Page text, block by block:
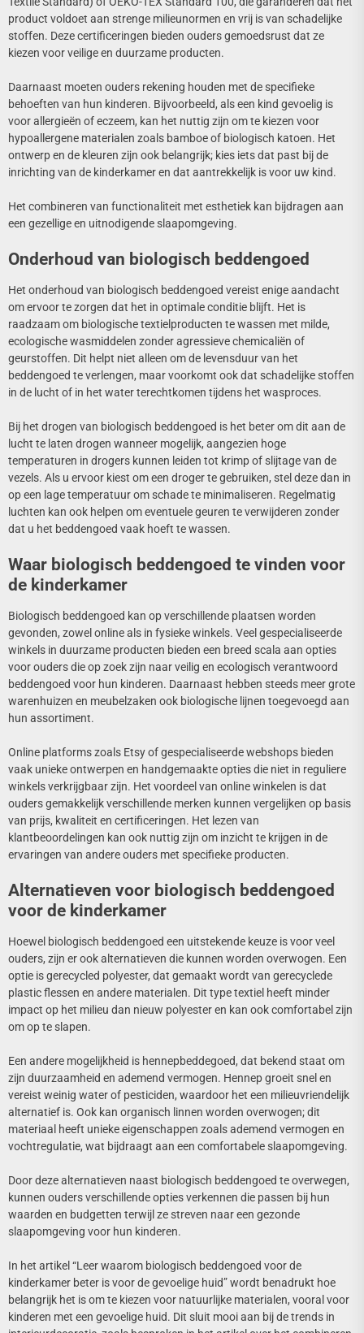
product voldoet aan strenge milieunormen en vrij is van schadelijke
stoffen. Deze certificeringen bieden ouders gemoedsrust dat ze
kiezen voor veilige en duurzame producten.
Daarnaast moeten ouders rekening houden met de specifieke
behoeften van hun kinderen. Bijvoorbeeld, als een kind gevoelig is
voor allergieën of eczeem, kan het nuttig zijn om te kiezen voor
hypoallergene materialen zoals bamboe of biologisch katoen. Het
ontwerp en de kleuren zijn ook belangrijk; kies iets dat past bij de
inrichting van de kinderkamer en dat aantrekkelijk is voor uw kind.
Het combineren van functionaliteit met esthetiek kan bijdragen aan
een gezellige en uitnodigende slaapomgeving.
Onderhoud van biologisch beddengoed
Het onderhoud van biologisch beddengoed vereist enige aandacht
om ervoor te zorgen dat het in optimale conditie blijft. Het is
raadzaam om biologische textielproducten te wassen met milde,
ecologische wasmiddelen zonder agressieve chemicaliën of
geurstoffen. Dit helpt niet alleen om de levensduur van het
beddengoed te verlengen, maar voorkomt ook dat schadelijke stoffen
in de lucht of in het water terechtkomen tijdens het wasproces.
Bij het drogen van biologisch beddengoed is het beter om dit aan de
lucht te laten drogen wanneer mogelijk, aangezien hoge
temperaturen in drogers kunnen leiden tot krimp of slijtage van de
vezels. Als u ervoor kiest om een droger te gebruiken, stel deze dan in
op een lage temperatuur om schade te minimaliseren. Regelmatig
luchten kan ook helpen om eventuele geuren te verwijderen zonder
dat u het beddengoed vaak hoeft te wassen.
Waar biologisch beddengoed te vinden voor
de kinderkamer
Biologisch beddengoed kan op verschillende plaatsen worden
gevonden, zowel online als in fysieke winkels. Veel gespecialiseerde
winkels in duurzame producten bieden een breed scala aan opties
voor ouders die op zoek zijn naar veilig en ecologisch verantwoord
beddengoed voor hun kinderen. Daarnaast hebben steeds meer grote
warenhuizen en meubelzaken ook biologische lijnen toegevoegd aan
hun assortiment.
Online platforms zoals Etsy of gespecialiseerde webshops bieden
vaak unieke ontwerpen en handgemaakte opties die niet in reguliere
winkels verkrijgbaar zijn. Het voordeel van online winkelen is dat
ouders gemakkelijk verschillende merken kunnen vergelijken op basis
van prijs, kwaliteit en certificeringen. Het lezen van
klantbeoordelingen kan ook nuttig zijn om inzicht te krijgen in de
ervaringen van andere ouders met specifieke producten.
Alternatieven voor biologisch beddengoed
voor de kinderkamer
Hoewel biologisch beddengoed een uitstekende keuze is voor veel
ouders, zijn er ook alternatieven die kunnen worden overwogen. Een
optie is gerecycled polyester, dat gemaakt wordt van gerecyclede
plastic flessen en andere materialen. Dit type textiel heeft minder
impact op het milieu dan nieuw polyester en kan ook comfortabel zijn
om op te slapen.
Een andere mogelijkheid is hennepbeddegoed, dat bekend staat om
zijn duurzaamheid en ademend vermogen. Hennep groeit snel en
vereist weinig water of pesticiden, waardoor het een milieuvriendelijk
alternatief is. Ook kan organisch linnen worden overwogen; dit
materiaal heeft unieke eigenschappen zoals ademend vermogen en
vochtregulatie, wat bijdraagt aan een comfortabele slaapomgeving.
Door deze alternatieven naast biologisch beddengoed te overwegen,
kunnen ouders verschillende opties verkennen die passen bij hun
waarden en budgetten terwijl ze streven naar een gezonde
slaapomgeving voor hun kinderen.
In het artikel “Leer waarom biologisch beddengoed voor de
kinderkamer beter is voor de gevoelige huid” wordt benadrukt hoe
belangrijk het is om te kiezen voor natuurlijke materialen, vooral voor
kinderen met een gevoelige huid. Dit sluit mooi aan bij de trends in